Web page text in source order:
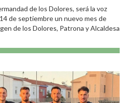
de los Dolores, será la voz
de septiembre un nuevo mes de
de los Dolores, Patrona y Alcaldesa